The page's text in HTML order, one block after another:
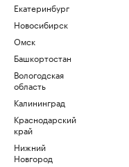
Екатеринбург
Новосибирск
Омск
Башкортостан
Вологодская
область
Калининград
Краснодарский
край
Нижний
Новгород